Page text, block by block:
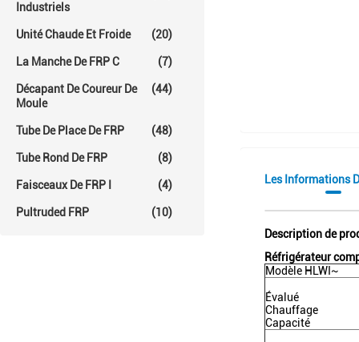
Industriels
Unité Chaude Et Froide (20)
La Manche De FRP C (7)
Décapant De Coureur De
Moule
(44)
Tube De Place De FRP (48)
Tube Rond De FRP (8)
Faisceaux De FRP I (4)
Pultruded FRP (10)
Les Informations
Description de
Réfrigérateur
Modèle HLWI~
Évalué
Chauffage
Capacité